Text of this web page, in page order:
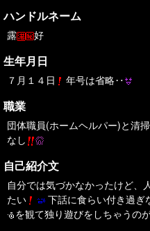
ハンドルネーム
露 好
生年月日
７月１４日 年号は省略‥
職業
団体職員(ホームヘルパー)と清
なし
自己紹介文
自分では気づかなかったけど、
たい
下話に食らい付き過ぎ
を観て独り遊びをしちゃうの